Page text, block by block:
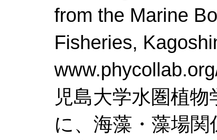
from the Marine
Fisheries,
児島大学水圏植
に、海藻・藻場